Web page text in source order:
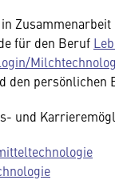
in
für den Beruf
den persönlichen
und